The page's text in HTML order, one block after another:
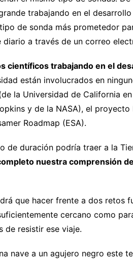
trabajando en el
de sonda más prometedor
diario a través de un correo
científicos trabajando en el
están involucrados en
la Universidad de California
y de la NASA), el proyecto
Roadmap (ESA).
de duración podría traer a la
nuestra comprensión
que hacer frente a dos retos
cercano como
de resistir ese viaje.
nave a un agujero negro este